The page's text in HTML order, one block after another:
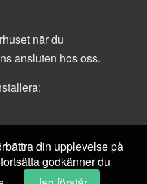
när du
ansluten hos oss.
din upplevelse på
godkänner du